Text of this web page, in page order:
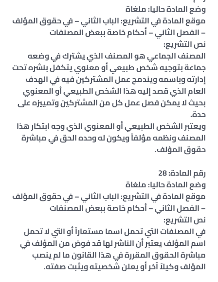
وضع المادة حاليا: ملغاة
موقع المادة في التشريع: الباب الثاني – في حقوق المؤلف
– الفصل الثاني – أحكام خاصة ببعض المصنفات
نص التشريع:
المصنف الجماعي هو المصنف الذي يشترك في وضعه
جماعة بتوجيه شخص طبيعي أو معنوي يتكفل بنشره تحت
إدارته وباسمه ويندمج عمل المشتركين فيه في الهدف
العام الذي قصد إليه هذا الشخص الطبيعي أو المعنوي
بحيث لا يمكن فصل عمل كل من المشتركين وتمييزه على
حدة.
ويعتبر الشخص الطبيعي أو المعنوي الذي وجه ابتكار هذا
المصنف ونظمه مؤلفاً ويكون له وحده الحق في مباشرة
حقوق المؤلف.
رقم المادة: 28
وضع المادة حاليا: ملغاة
موقع المادة في التشريع: الباب الثاني – في حقوق المؤلف
– الفصل الثاني – أحكام خاصة ببعض المصنفات
نص التشريع:
في المصنفات التي تحمل اسما مستعاراً أو التي لا تحمل
اسم المؤلف يعتبر أن الناشر لها قد فوض من المؤلف في
مباشرة الحقوق المقررة في هذا القانون ما لم ينصب
المؤلف وكيلاً آخر أو يعلن شخصيته ويثبت صفته.